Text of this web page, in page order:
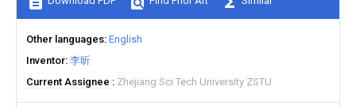
Other languages English
Inventor 李昕
Current Assignee
Zhejiang Sci Tech University ZSTU